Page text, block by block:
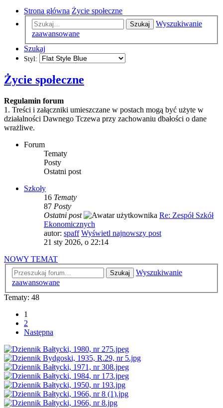
Strona główna Życie społeczne
Szukaj
Wyszukiwanie
zaawansowane
Szukaj
Styl:
Życie społeczne
Regulamin forum
1. Treści i załączniki umieszczane w postach mogą być użyte w
działalności Dawnego Tczewa przy zachowaniu dbałości o dane
wrażliwe.
Forum
Tematy
Posty
Ostatni post
Szkoły
16 Tematy
87 Posty
Ostatni post
Re: Zespół Szkół
Ekonomicznych
autor: spaff Wyświetl najnowszy post
21 sty 2026, o 22:14
NOWY TEMAT
Szukaj
Wyszukiwanie
zaawansowane
Tematy: 48
1
2
Następna